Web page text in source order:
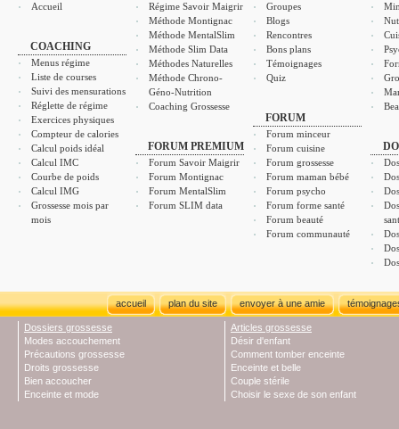
Accueil
COACHING
Menus régime
Liste de courses
Suivi des mensurations
Réglette de régime
Exercices physiques
Compteur de calories
Calcul poids idéal
Calcul IMC
Courbe de poids
Calcul IMG
Grossesse mois par
mois
Régime Savoir Maigrir
Méthode Montignac
Méthode MentalSlim
Méthode Slim Data
Méthodes Naturelles
Méthode Chrono-
Géno-Nutrition
Coaching Grossesse
FORUM PREMIUM
Forum Savoir Maigrir
Forum Montignac
Forum MentalSlim
Forum SLIM data
Groupes
Blogs
Rencontres
Bons plans
Témoignages
Quiz
FORUM
Forum minceur
Forum cuisine
Forum grossesse
Forum maman bébé
Forum psycho
Forum forme santé
Forum beauté
Forum communauté
accueil plan du site envoyer à une amie
Dossiers grossesse
Modes accouchement
Précautions grossesse
Droits grossesse
Bien accoucher
Enceinte et mode
Articles grossesse
Désir d'enfant
Comment tomber enceinte
Enceinte et belle
Couple stérile
Choisir le sexe de son enfant